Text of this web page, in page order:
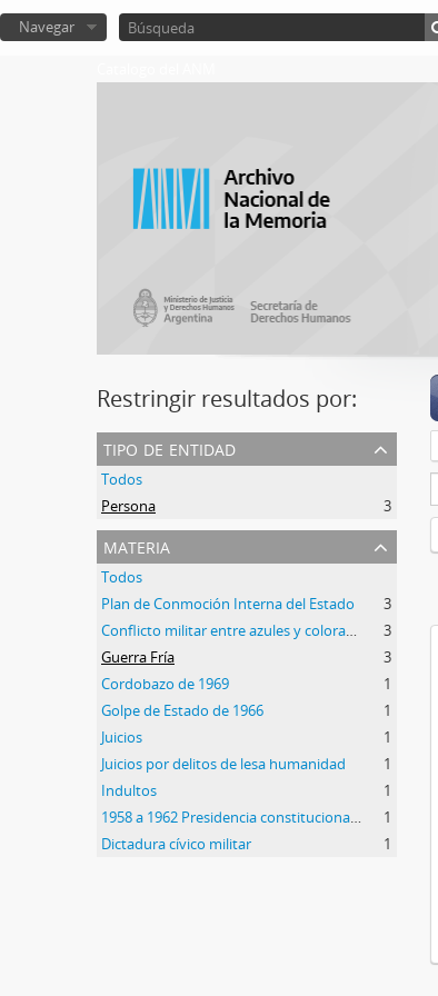
Navegar
Restringir resultados por:
tipo de entidad
Todos
Persona
3
materia
Todos
Plan de Conmoción Interna del Estado
3
3
Guerra Fría
3
Cordobazo de 1969
1
Golpe de Estado de 1966
1
Juicios
1
Juicios por delitos de lesa humanidad
1
Indultos
1
1
Dictadura cívico militar
1